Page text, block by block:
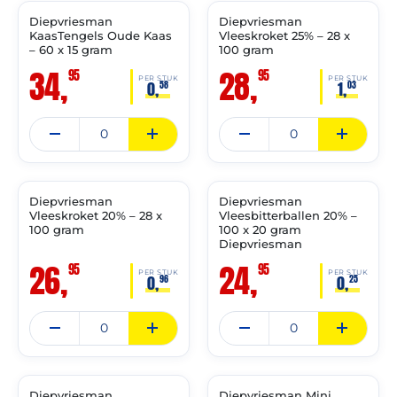
✓ VAST ASSORTIMENT
Diepvriesman
KaasTengels Oude Kaas
– 60 x 15 gram
34,95 PER STUK
0,58
✓ VAST ASSORTIMENT
Diepvriesman
Vleeskroket 25% – 28 x
100 gram
28,95 PER STUK
1,03
✓ VAST ASSORTIMENT
31-
Diepvriesman
Vleeskroket 20% – 28 x
100 gram
26,95 PER STUK
0,96
✓ VAST ASSORTIMENT
30-
Diepvriesman
Vleesbitterballen 20% –
100 x 20 gram
Diepvriesman
24,95 PER STUK
0,25
30-
28-